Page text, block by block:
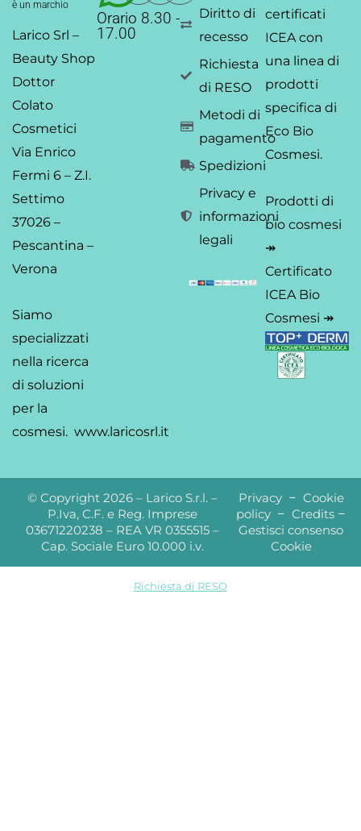
-
f
-
i
m
è un marchio
Larico Srl –
Beauty Shop
Dottor
Colato
Cosmetici
Via Enrico
Fermi 6 – Z.I.
Settimo
37026 –
Pescantina –
Verona
Siamo
specializzati
nella ricerca
di soluzioni
per la
cosmesi. www.laricosrl.it
Orario 8.30 -
17.00
Diritto di
recesso
Richiesta
di RESO
Metodi di
pagamento
Spedizioni
Privacy e
informazioni
legali
certificati
ICEAcon
una linea di
prodotti
specifica di
Eco Bio
Cosmesi.
Prodotti di
bio cosmesi
↠
Certificato
ICEA Bio
Cosmesi ↠
© Copyright 2026 – Larico S.r.l. –
P.Iva, C.F. e Reg. Imprese
03671220238 – REA VR 0355515 –
Cap. Sociale Euro 10.000 i.v.
Privacy– Cookie
policy –Credits –
Gestisci consenso
Cookie
Richiesta di RESO